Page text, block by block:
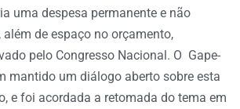
uma despesa permanente e não
além de espaço no orçamento,
pelo Congresso Nacional. O Gape-
mantido um diálogo aberto sobre esta
e foi acordada a retomada do tema em